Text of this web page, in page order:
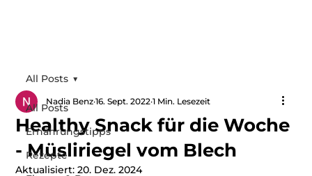
All Posts
Ernährungstipps
Rezepte
All Posts
Healthy Snack für die Woche
- Müsliriegel vom Blech
Nadia Benz 16. Sept. 2022 1 Min. Lesezeit
Aktualisiert:20. Dez. 2024